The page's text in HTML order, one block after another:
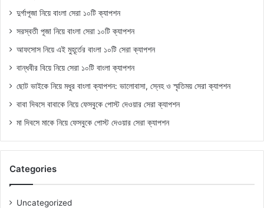
দুর্গাপূজা নিয়ে বাংলা সেরা ১০টি ক্যাপশন
সরস্বতী পূজা নিয়ে বাংলা সেরা ১০টি ক্যাপশন
আফসোস নিয়ে এই মুহূর্তের বাংলা ১০টি সেরা ক্যাপশন
বান্ধবীর বিয়ে নিয়ে সেরা ১০টি বাংলা ক্যাপশন
ছোট ভাইকে নিয়ে মধুর বাংলা ক্যাপশন: ভালোবাসা, স্নেহ ও স্মৃতিময় সেরা ক্যাপশন
বাবা দিবসে বাবাকে নিয়ে ফেসবুকে পোস্ট দেওয়ার সেরা ক্যাপশন
মা দিবসে মাকে নিয়ে ফেসবুকে পোস্ট দেওয়ার সেরা ক্যাপশন
Categories
Uncategorized